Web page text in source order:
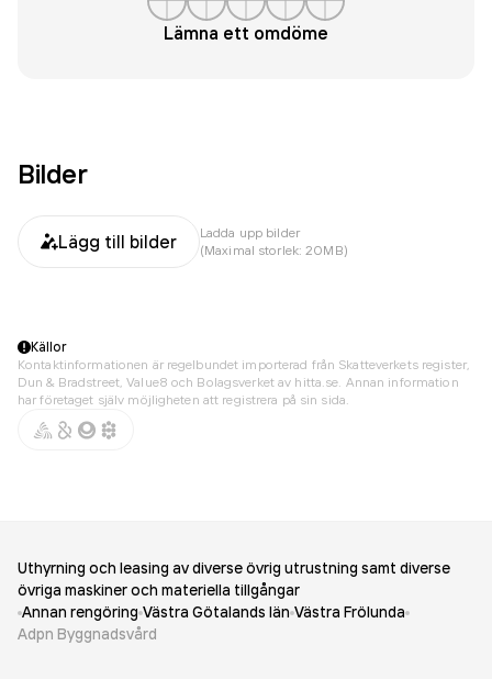
Lämna ett omdöme
Bilder
Lägg till bilder
Ladda upp bilder
(Maximal storlek: 20MB)
Källor
Kontaktinformationen är regelbundet importerad från Skatteverkets register,
Dun & Bradstreet, Value8 och Bolagsverket av hitta.se. Annan information
har företaget själv möjligheten att registrera på sin sida.
Uthyrning och leasing av diverse övrig utrustning samt diverse
övriga maskiner och materiella tillgångar
Annan rengöring Västra Götalands län Västra Frölunda
Adpn Byggnadsvård